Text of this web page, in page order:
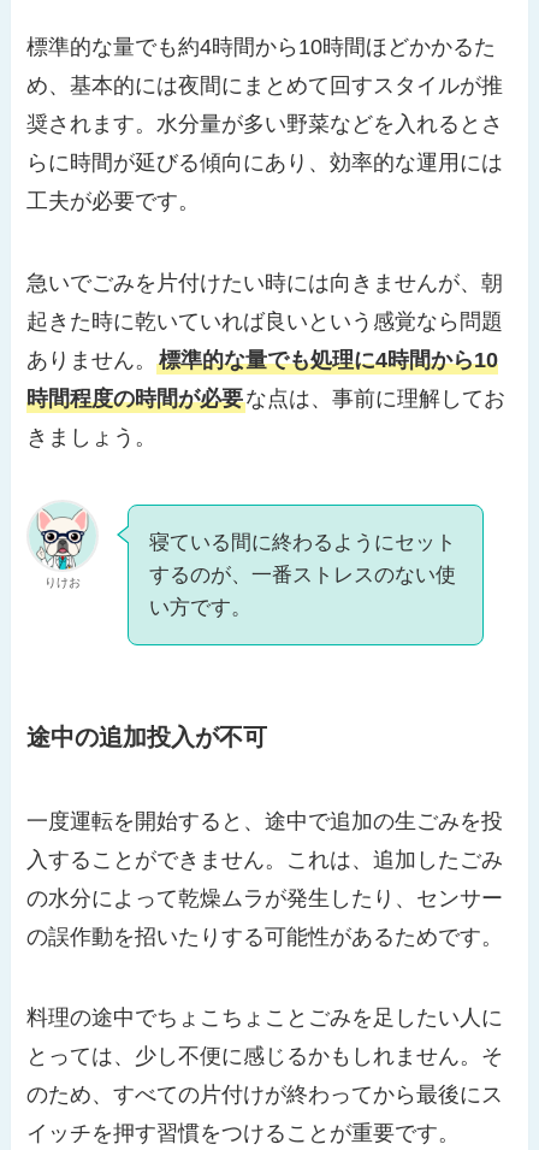
標準的な量でも約4時間から10時間ほどかかるた
め、基本的には夜間にまとめて回すスタイルが推
奨されます。水分量が多い野菜などを入れるとさ
らに時間が延びる傾向にあり、効率的な運用には
工夫が必要です。
急いでごみを片付けたい時には向きませんが、朝
起きた時に乾いていれば良いという感覚なら問題
ありません。標準的な量でも処理に4時間から10
時間程度の時間が必要な点は、事前に理解してお
きましょう。
りけお
寝ている間に終わるようにセット
するのが、一番ストレスのない使
い方です。
途中の追加投入が不可
一度運転を開始すると、途中で追加の生ごみを投
入することができません。これは、追加したごみ
の水分によって乾燥ムラが発生したり、センサー
の誤作動を招いたりする可能性があるためです。
料理の途中でちょこちょことごみを足したい人に
とっては、少し不便に感じるかもしれません。そ
のため、すべての片付けが終わってから最後にス
イッチを押す習慣をつけることが重要です。